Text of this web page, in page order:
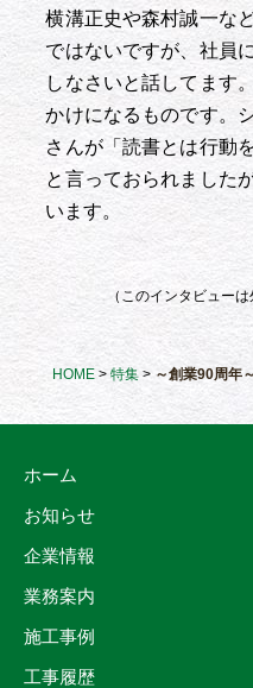
横溝正史や森村誠一な
ではないですが、社員
しなさいと話してます
かけになるものです。
さんが「読書とは行動
と言っておられました
います。
（このインタビュー
HOME >特集 > ～創業90周年
ホーム
お知らせ
企業情報
業務案内
施工事例
工事履歴